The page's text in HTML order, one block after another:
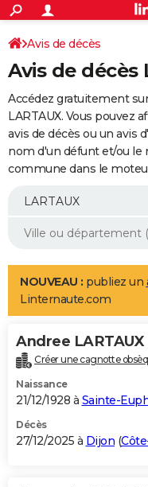
ACTUALITÉS
Politique
Société
Faits Divers
Education
Monde
Villes
+
SPORT
Coupe du monde 2026
Football
Tennis
Cyclisme
Rugby
Forum
Programme TV
TNTStreaming
Cinéma
Sorties cinéma
Musique
+
FINANCE
Retraite
Epargne
Immobilier
Risques naturels par ville
Banque
Assurance
AUTO
Essais
Réserver un essai
Citadines
Berlines
SUV
Forum auto
+
Mobiles
Meilleur smartphone
Internet
Ordinateurs
Jeux vidéo
Guide high-tech
Aménagement intérieur
LIFESTYLE
Art de vivre
Bien-être
Loisirs
Mode
Modes de vie
Alimentation
Guide de la santé
Maladies
Médicaments
Sommeil
VOYAGE
Destinations
City break
Voyage nature
Voyage de noces
Forum
Climat
+PHOTO
GUIDES D'ACHAT
BONS PLANS
Avis de décès
Avis de décès
Accédez gratuitement
LARTAUX. Vous pouvez
avis de décès ou un avis
nom d'un défunt et/ou le
commune dans le
NOUVEAU : publiez un
Linternaute.com
Andree LARTAUX
Créer une cagnotte
Naissance
21/12/1928 à Sainte-
Décès
27/12/2025 à Dijon (